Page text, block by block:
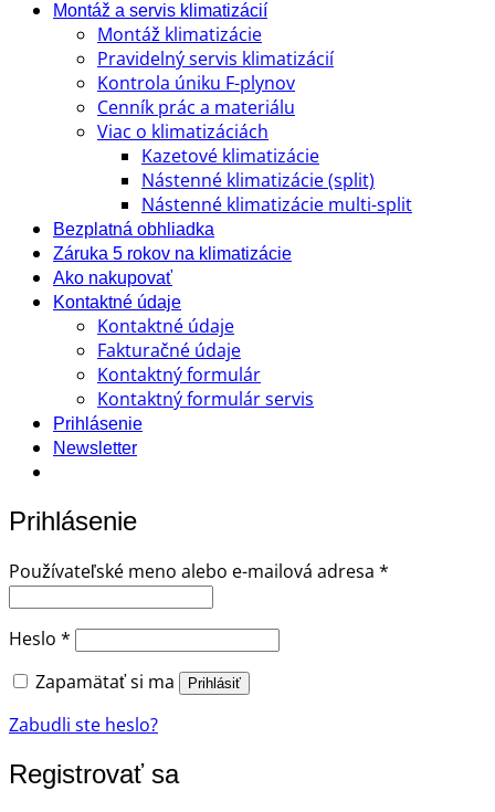
Montáž a servis klimatizácií
Montáž klimatizácie
Pravidelný servis klimatizácií
Kontrola úniku F-plynov
Cenník prác a materiálu
Viac o klimatizáciách
Kazetové klimatizácie
Nástenné klimatizácie (split)
Nástenné klimatizácie multi-split
Bezplatná obhliadka
Záruka 5 rokov na klimatizácie
Ako nakupovať
Kontaktné údaje
Kontaktné údaje
Fakturačné údaje
Kontaktný formulár
Kontaktný formulár servis
Prihlásenie
Newsletter
Prihlásenie
Používateľské meno alebo e-mailová adresa *
Heslo * Povinné
Zapamätať si ma
Prihlásiť
Zabudli ste heslo?
Registrovať sa